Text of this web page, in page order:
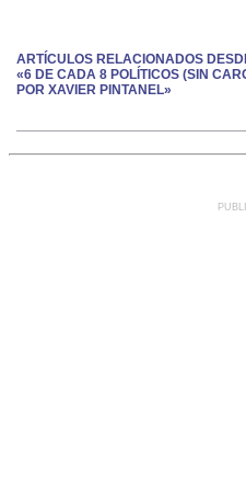
ARTÍCULOS RELACIONADOS
«6 DE CADA 8 POLÍTICOS (SIN
POR XAVIER PINTANEL»